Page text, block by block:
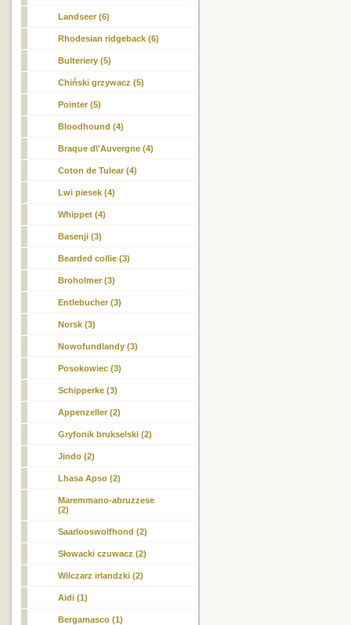
Landseer (6)
Rhodesian ridgeback (6)
Bulteriery (5)
Chiński grzywacz (5)
Pointer (5)
Bloodhound (4)
Braque d\'Auvergne (4)
Coton de Tulear (4)
Lwi piesek (4)
Whippet (4)
Basenji (3)
Bearded collie (3)
Broholmer (3)
Entlebucher (3)
Norsk (3)
Nowofundlandy (3)
Posokowiec (3)
Schipperke (3)
Appenzeller (2)
Gryfonik brukselski (2)
Jindo (2)
Lhasa Apso (2)
Maremmano-abruzzese
(2)
Saarlooswolfhond (2)
Słowacki czuwacz (2)
Wilczarz irlandzki (2)
Aidi (1)
Bergamasco (1)